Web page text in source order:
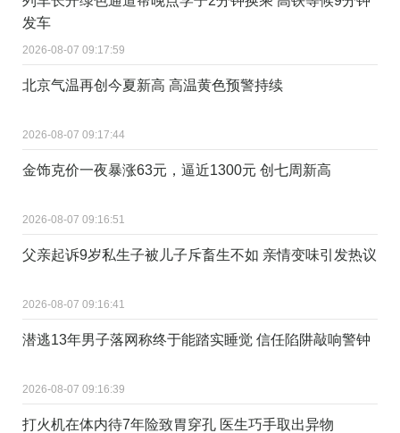
发车
2026-08-07 09:17:59
北京气温再创今夏新高 高温黄色预警持续
2026-08-07 09:17:44
金饰克价一夜暴涨63元，逼近1300元 创七周新高
2026-08-07 09:16:51
父亲起诉9岁私生子被儿子斥畜生不如 亲情变味引发热议
2026-08-07 09:16:41
潜逃13年男子落网称终于能踏实睡觉 信任陷阱敲响警钟
2026-08-07 09:16:39
打火机在体内待7年险致胃穿孔 医生巧手取出异物